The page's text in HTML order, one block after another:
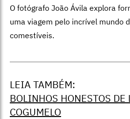
O fotógrafo João Ávila explora
uma viagem pelo incrível mundo
comestíveis.
LEIA TAMBÉM:
BOLINHOS HONESTOS DE
COGUMELO